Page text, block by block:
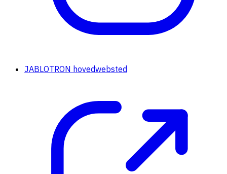
JABLOTRON hovedwebsted